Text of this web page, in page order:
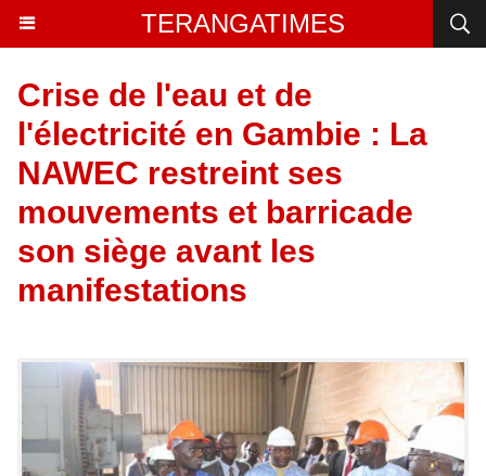
TERANGATIMES
Crise de l'eau et de
l'électricité en Gambie : La
NAWEC restreint ses
mouvements et barricade
son siège avant les
manifestations